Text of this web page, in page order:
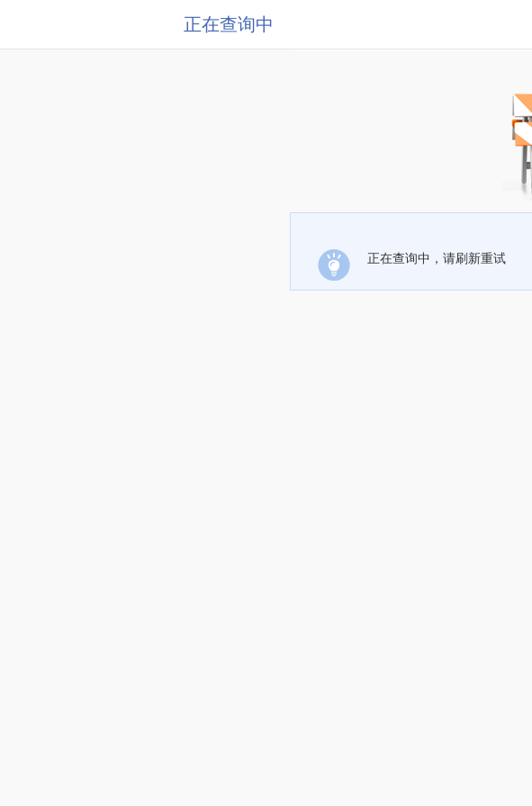
正在查询中
正在查询中，请刷新重试